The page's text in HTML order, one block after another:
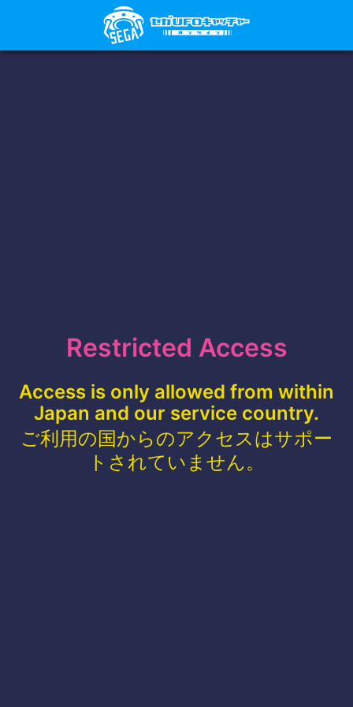
Restricted Access
Access is only allowed from within
Japan and our service country.
ご利用の国からのアクセスはサポー
トされていません。